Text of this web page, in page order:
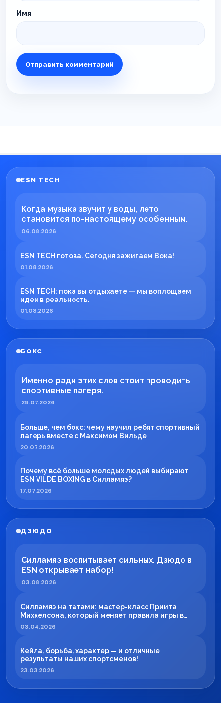
Имя
ESN TECH
Когда музыка звучит у воды, лето
становится по-настоящему особенным.
06.08.2026
ESN TECH готова. Сегодня зажигаем Вока!
01.08.2026
ESN TECH: пока вы отдыхаете — мы воплощаем
идеи в реальность.
01.08.2026
БОКС
Именно ради этих слов стоит проводить
спортивные лагеря.
28.07.2026
Больше, чем бокс: чему научил ребят спортивный
лагерь вместе с Максимом Вильде
20.07.2026
Почему всё больше молодых людей выбирают
ESN VILDE BOXING в Силламяэ?
17.07.2026
ДЗЮДО
Силламяэ воспитывает сильных. Дзюдо в
ESN открывает набор!
03.08.2026
Силламяэ на татами: мастер-класс Приита
Михкелсона, который меняет правила игры в
регионе
03.04.2026
Кейла, борьба, характер — и отличные
результаты наших спортсменов!
23.03.2026